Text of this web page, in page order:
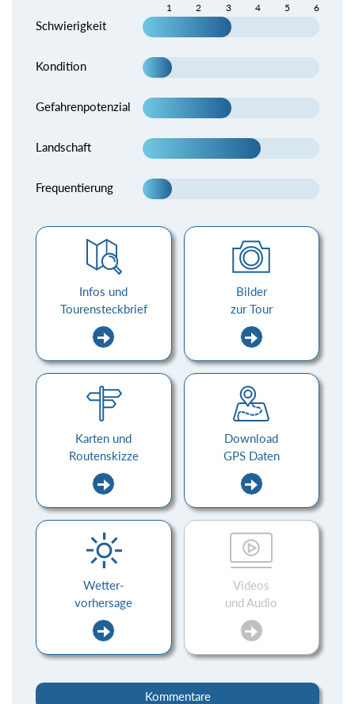
1 2 3 4 5 6
Schwierigkeit
Kondition
Gefahrenpotenzial
Landschaft
Frequentierung
Infos und
Tourensteckbrief
Bilder
zur Tour
Karten und
Routenskizze
Download
GPS Daten
Wetter-
vorhersage
Videos
und Audio
Kommentare